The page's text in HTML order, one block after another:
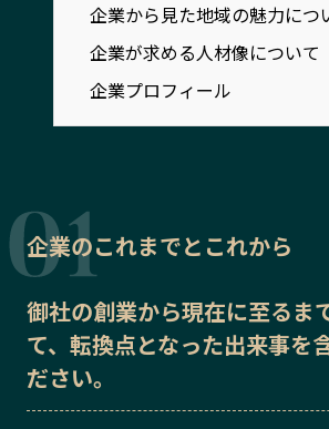
MILCプロジェクト
選出企業
Localist
SDGsの先
イベント
地域豆知識
ニッポン
「人」から探す
記事ライター アンバサ
お問い合わせ
企業から見た地域の魅力につ
企業が求める人材像について
企業プロフィール
企業のこれまでとこれから
御社の創業から現在に至るま
て、転換点となった出来事を
ださい。